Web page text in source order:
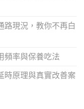
路現況，教你不再白
頻率與保養吃法
時原理與真實改善案